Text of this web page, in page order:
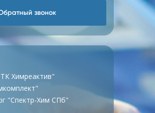
звонок
Химреактив"
"Спектр-Хим СПб"